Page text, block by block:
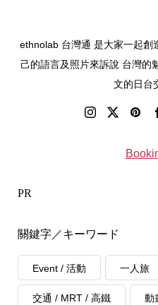
ethnolab 台灣通 是大家一起創
己的語言及照片來訴說 台灣的
文的日台
PR
關鍵字／キーワード
Event / 活動 一人旅
交通 / MRT / 高鐵 動